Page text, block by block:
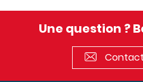
Une question ?